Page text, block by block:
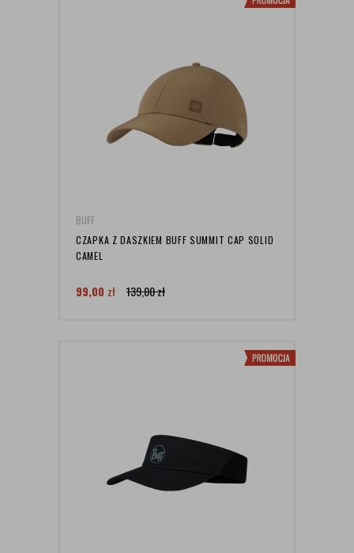
BUFF
CZAPKA Z DASZKIEM BUFF SUMMIT CAP SOLID
CAMEL
99,00 zł 139,00zł